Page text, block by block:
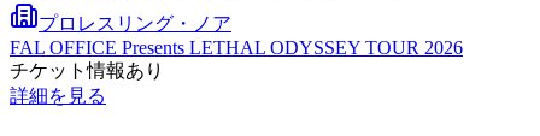
プロレスリング・ノア
FAL OFFICE Presents LETHAL ODYSSEY TOUR 2026
チケット情報あり
詳細を見る